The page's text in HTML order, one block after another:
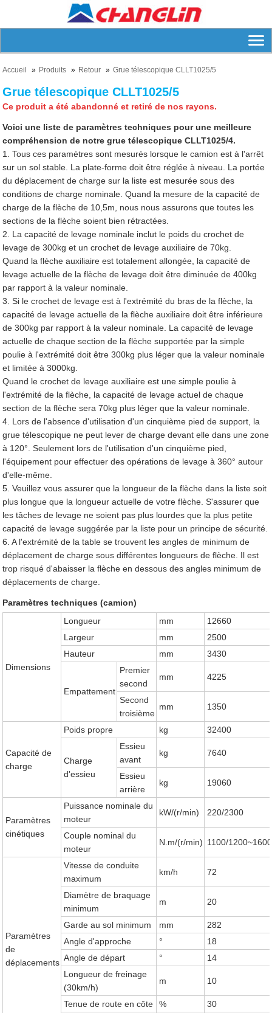
Accueil Produits Retour Grue télescopique CLLT1025/5
Grue télescopique CLLT1025/5
Ce produit a été abandonné et retiré de nos rayons.
Voici une liste de paramètres techniques pour une meilleure
compréhension de notre grue télescopique CLLT1025/4.
1. Tous ces paramètres sont mesurés lorsque le camion est à l'arrêt
sur un sol stable. La plate-forme doit être réglée à niveau. La portée
du déplacement de charge sur la liste est mesurée sous des
conditions de charge nominale. Quand la mesure de la capacité de
charge de la flèche de 10,5m, nous nous assurons que toutes les
sections de la flèche soient bien rétractées.
2. La capacité de levage nominale inclut le poids du crochet de
levage de 300kg et un crochet de levage auxiliaire de 70kg.
Quand la flèche auxiliaire est totalement allongée, la capacité de
levage actuelle de la flèche de levage doit être diminuée de 400kg
par rapport à la valeur nominale.
3. Si le crochet de levage est à l'extrémité du bras de la flèche, la
capacité de levage actuelle de la flèche auxiliaire doit être inférieure
de 300kg par rapport à la valeur nominale. La capacité de levage
actuelle de chaque section de la flèche supportée par la simple
poulie à l'extrémité doit être 300kg plus léger que la valeur nominale
et limitée à 3000kg.
Quand le crochet de levage auxiliaire est une simple poulie à
l'extrémité de la flèche, la capacité de levage actuel de chaque
section de la flèche sera 70kg plus léger que la valeur nominale.
4. Lors de l'absence d'utilisation d'un cinquième pied de support, la
grue télescopique ne peut lever de charge devant elle dans une zone
à 120°. Seulement lors de l'utilisation d'un cinquième pied,
l'équipement pour effectuer des opérations de levage à 360° autour
d'elle-même.
5. Veuillez vous assurer que la longueur de la flèche dans la liste soit
plus longue que la longueur actuelle de votre flèche. S'assurer que
les tâches de levage ne soient pas plus lourdes que la plus petite
capacité de levage suggérée par la liste pour un principe de sécurité.
6. A l'extrémité de la table se trouvent les angles de minimum de
déplacement de charge sous différentes longueurs de flèche. Il est
trop risqué d'abaisser la flèche en dessous des angles minimum de
déplacements de charge.
Paramètres techniques (camion)
Dimensions
Longueur mm
12660
Largeur
mm
2500
Hauteur
mm 3430
Empattement
Premier
second
mm 4225
Second
troisième
mm 1350
Capacité de
charge
Poids propre kg 32400
Charge
d'essieu
Essieu
avant
kg 7640
Essieu
arrière
kg 19060
Paramètres
cinétiques
Puissance nominale du
moteur
kW/(r/min) 220/2300
Couple nominal du
moteur
N.m/(r/min) 1100/1200~1600
Paramètres
de
déplacements
Vitesse de conduite
maximum
km/h 72
Diamètre de braquage
minimum
m 20
Garde au sol minimum mm
282
Angle d'approche
°
18
Angle de départ
°
14
Longueur de freinage
(30km/h)
m 10
Tenue de route en côte %
30